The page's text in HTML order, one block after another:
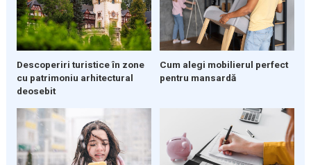
Descoperiri turistice în zone
cu patrimoniu arhitectural
deosebit
Cum alegi mobilierul perfect
pentru mansardă